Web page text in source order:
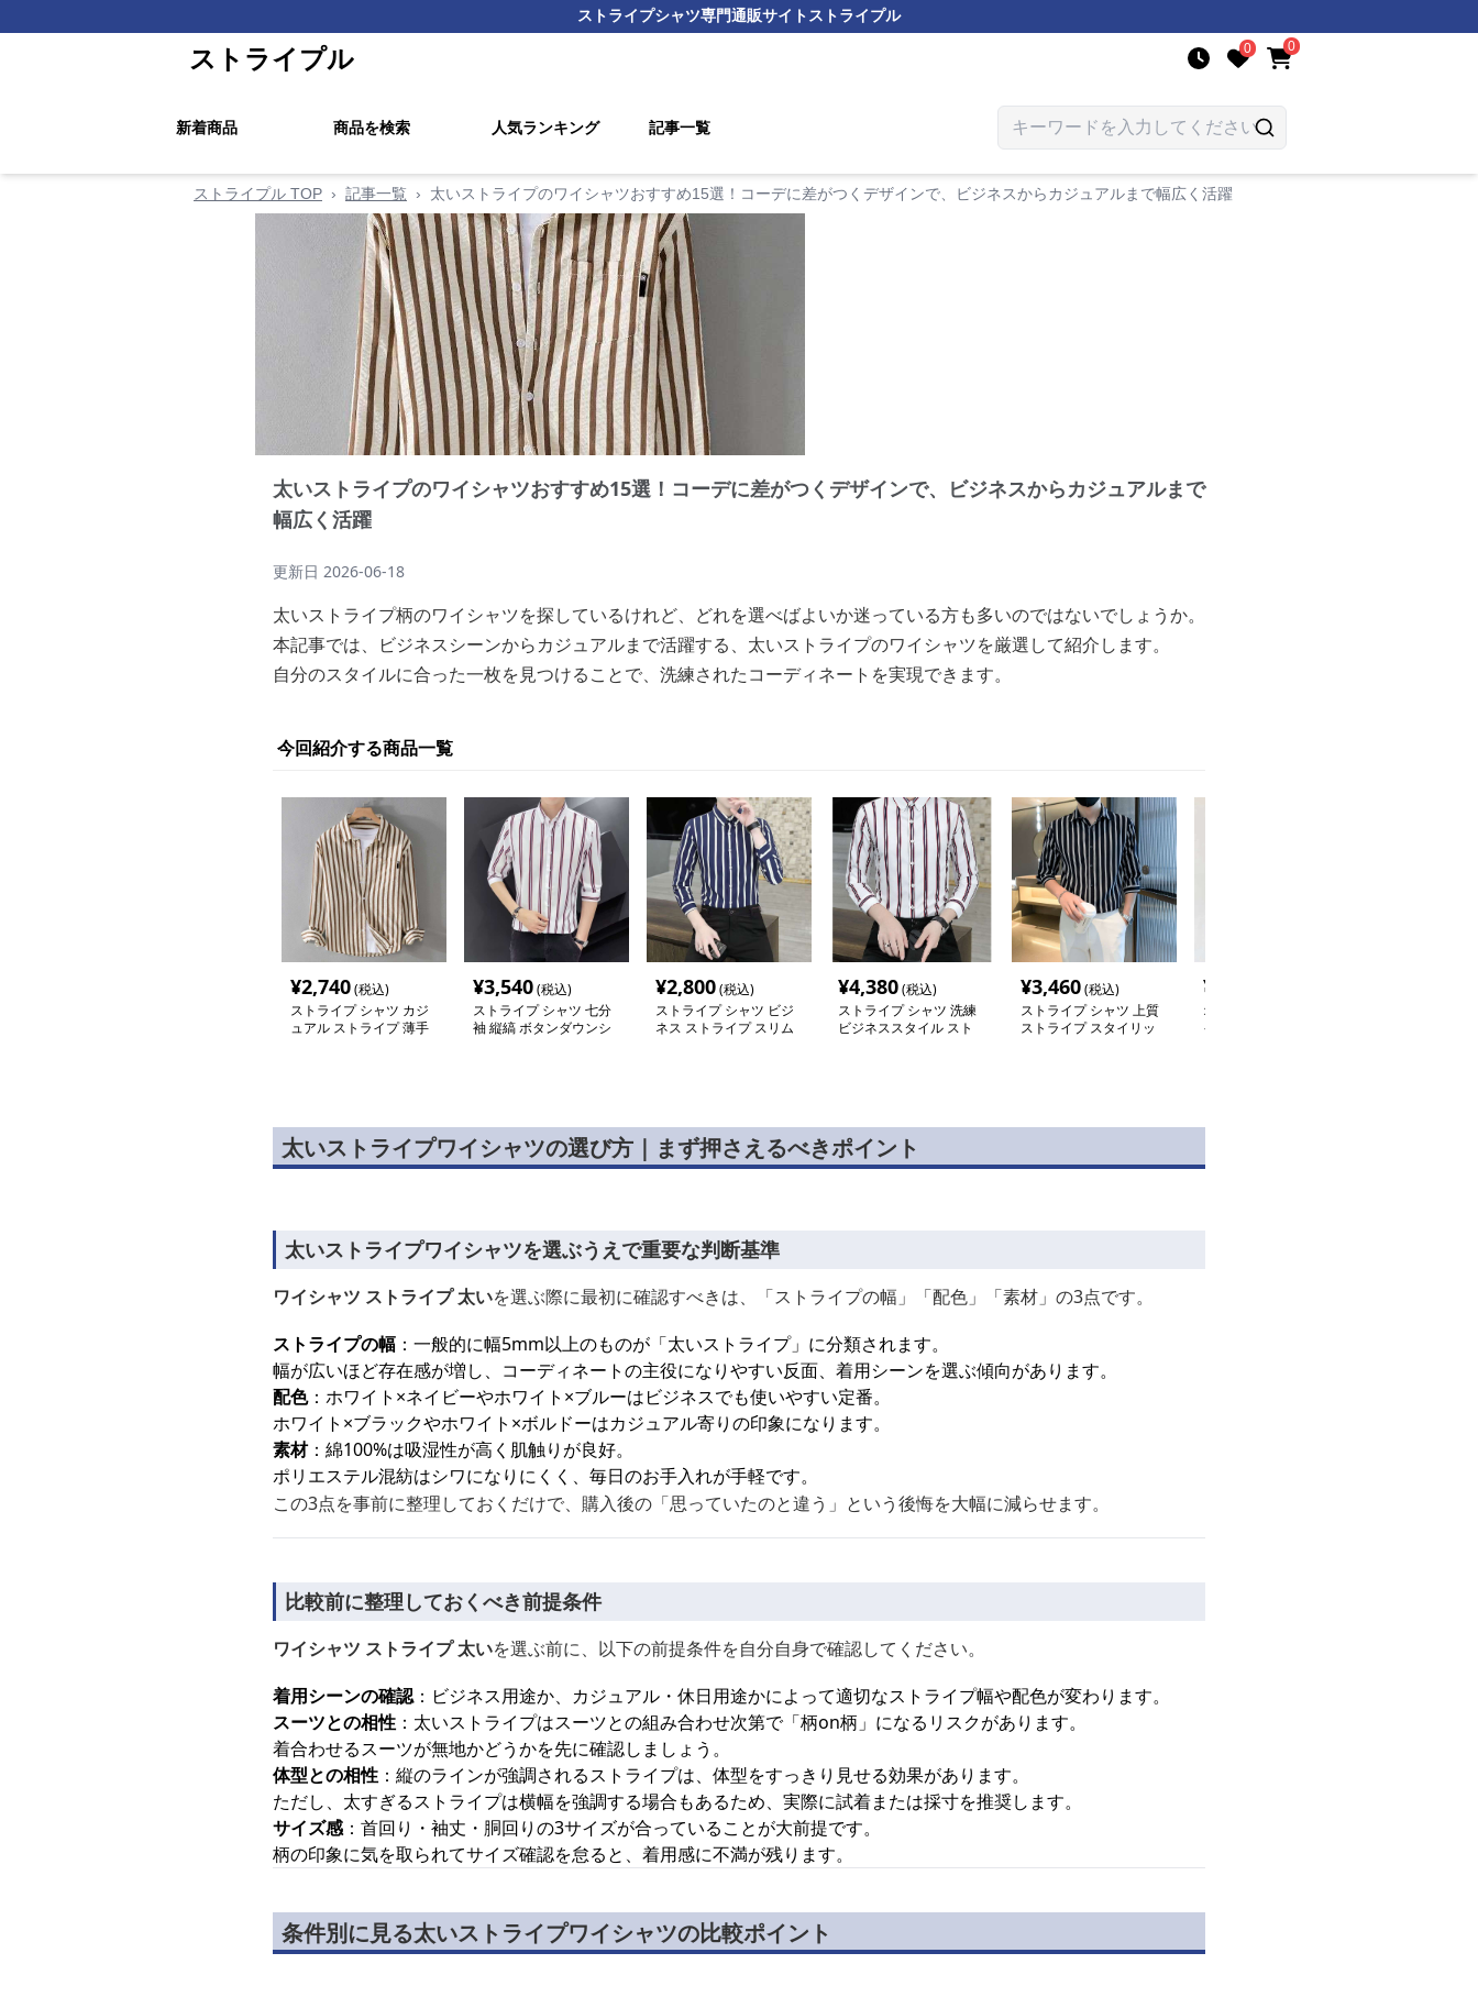
ストライプシャツ専門通販サイト ストライプル
ストライプル 0 0
新着商品 商品を検索 人気ランキング 記事一覧
ストライプル TOP › 記事一覧 › 太いストライプのワイシャツおすすめ15選！コーデに差がつくデザインで、ビジネスからカジュアルまで幅広く活躍
太いストライプのワイシャツおすすめ15選！コーデに差がつくデザインで、ビジネスからカジュアルまで
幅広く活躍
更新日 2026-06-18
太いストライプ柄のワイシャツを探しているけれど、どれを選べばよいか迷っている方も多いのではないでしょうか。
本記事では、ビジネスシーンからカジュアルまで活躍する、太いストライプのワイシャツを厳選して紹介します。
自分のスタイルに合った一枚を見つけることで、洗練されたコーディネートを実現できます。
今回紹介する商品一覧
¥2,740(税込)
ストライプ シャツ カジ
ュアル ストライプ 薄手
¥3,540(税込)
ストライプ シャツ 七分
袖 縦縞 ボタンダウンシ
¥2,800(税込)
ストライプ シャツ ビジ
ネス ストライプ スリム
¥4,380(税込)
ストライプ シャツ 洗練
ビジネススタイル スト
¥3,460(税込)
ストライプ シャツ 上質
ストライプ スタイリッ
¥
オーバーサイズ ストラ
イプ シャツ
太いストライプワイシャツの選び方｜まず押さえるべきポイント
太いストライプワイシャツを選ぶうえで重要な判断基準
ワイシャツ ストライプ 太いを選ぶ際に最初に確認すべきは、「ストライプの幅」「配色」「素材」の3点です。
ストライプの幅 ：一般的に幅5mm以上のものが「太いストライプ」に分類されます。
幅が広いほど存在感が増し、コーディネートの主役になりやすい反面、着用シーンを選ぶ傾向があります。
配色：ホワイト×ネイビーやホワイト×ブルーはビジネスでも使いやすい定番。
ホワイト×ブラックやホワイト×ボルドーはカジュアル寄りの印象になります。
素材：綿100%は吸湿性が高く肌触りが良好。
ポリエステル混紡はシワになりにくく、毎日のお手入れが手軽です。
この3点を事前に整理しておくだけで、購入後の「思っていたのと違う」という後悔を大幅に減らせます。
比較前に整理しておくべき前提条件
ワイシャツ ストライプ 太いを選ぶ前に、以下の前提条件を自分自身で確認してください。
着用シーンの確認：ビジネス用途か、カジュアル・休日用途かによって適切なストライプ幅や配色が変わります。
スーツとの相性 ：太いストライプはスーツとの組み合わせ次第で「柄on柄」になるリスクがあります。
着合わせるスーツが無地かどうかを先に確認しましょう。
体型との相性 ：縦のラインが強調されるストライプは、体型をすっきり見せる効果があります。
ただし、太すぎるストライプは横幅を強調する場合もあるため、実際に試着または採寸を推奨します。
サイズ感：首回り・袖丈・胴回りの3サイズが合っていることが大前提です。
柄の印象に気を取られてサイズ確認を怠ると、着用感に不満が残ります。
条件別に見る太いストライプワイシャツの比較ポイント